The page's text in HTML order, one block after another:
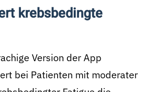
krebsbedingte
Version der App
bei Patienten mit moderater